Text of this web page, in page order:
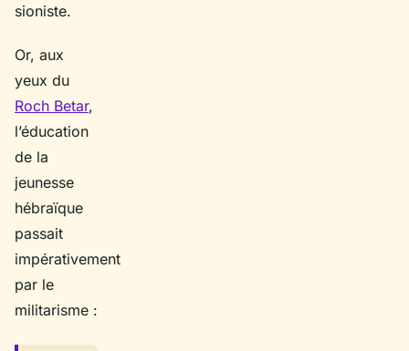
sioniste.
Or, aux
yeux du
Roch Betar,
l’éducation
de la
jeunesse
hébraïque
passait
impérativement
par le
militarisme :